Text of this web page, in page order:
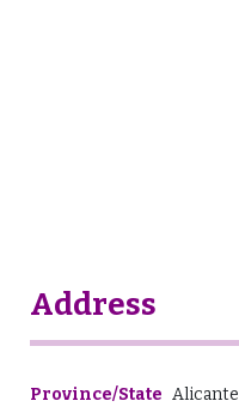
Address
Province/State Alicante